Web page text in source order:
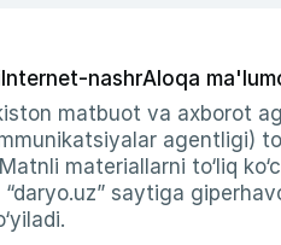
Internet-nashrAloqa
matbuot va axborot
agentligi)
materiallarni to‘liq
saytiga